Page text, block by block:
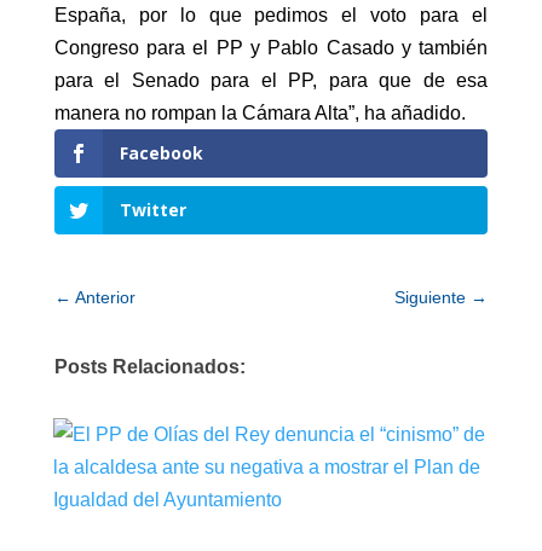
España, por lo que pedimos el voto para el
Congreso para el PP y Pablo Casado y también
para el Senado para el PP, para que de esa
manera no rompan la Cámara Alta”, ha añadido.
Facebook
Twitter
← Anterior Siguiente →
Posts Relacionados: